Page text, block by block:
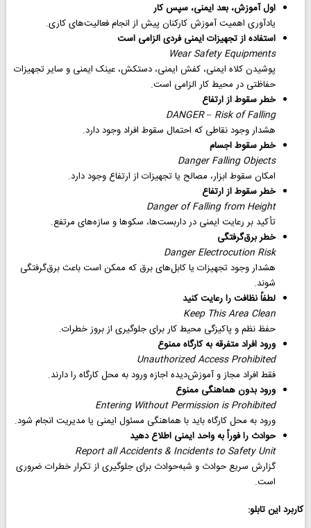
اول آموزش، بعد ایمنی، سپس کار
یادآوری اهمیت آموزش کارکنان پیش از انجام فعالیت‌های کاری.
استفاده از تجهیزات ایمنی فردی الزامی است
Wear Safety Equipments
پوشیدن کلاه ایمنی، کفش ایمنی، دستکش، عینک ایمنی و سایر تجهیزات
حفاظتی در محیط کار الزامی است.
خطر سقوط از ارتفاع
DANGER – Risk of Falling
هشدار وجود نقاطی که احتمال سقوط افراد وجود دارد.
خطر سقوط اجسام
Danger Falling Objects
امکان سقوط ابزار، مصالح یا تجهیزات از ارتفاع وجود دارد.
خطر سقوط از ارتفاع
Danger of Falling from Height
تأکید بر رعایت ایمنی در داربست‌ها، سکوها و سازه‌های مرتفع.
خطر برق‌گرفتگی
Danger Electrocution Risk
هشدار وجود تجهیزات یا کابل‌های برق که ممکن است باعث برق‌گرفتگی
شوند.
لطفاً نظافت را رعایت کنید
Keep This Area Clean
حفظ نظم و پاکیزگی محیط کار برای جلوگیری از بروز خطرات.
ورود افراد متفرقه به کارگاه ممنوع
Unauthorized Access Prohibited
فقط افراد مجاز و آموزش‌دیده اجازه ورود به محل کارگاه را دارند.
ورود بدون هماهنگی ممنوع
Entering Without Permission is Prohibited
ورود به محل کارگاه باید با هماهنگی مسئول ایمنی یا مدیریت انجام شود.
حوادث را فوراً به واحد ایمنی اطلاع دهید
Report all Accidents & Incidents to Safety Unit
گزارش سریع حوادث و شبه‌حوادث برای جلوگیری از تکرار خطرات ضروری
است.
کاربرد این تابلو: